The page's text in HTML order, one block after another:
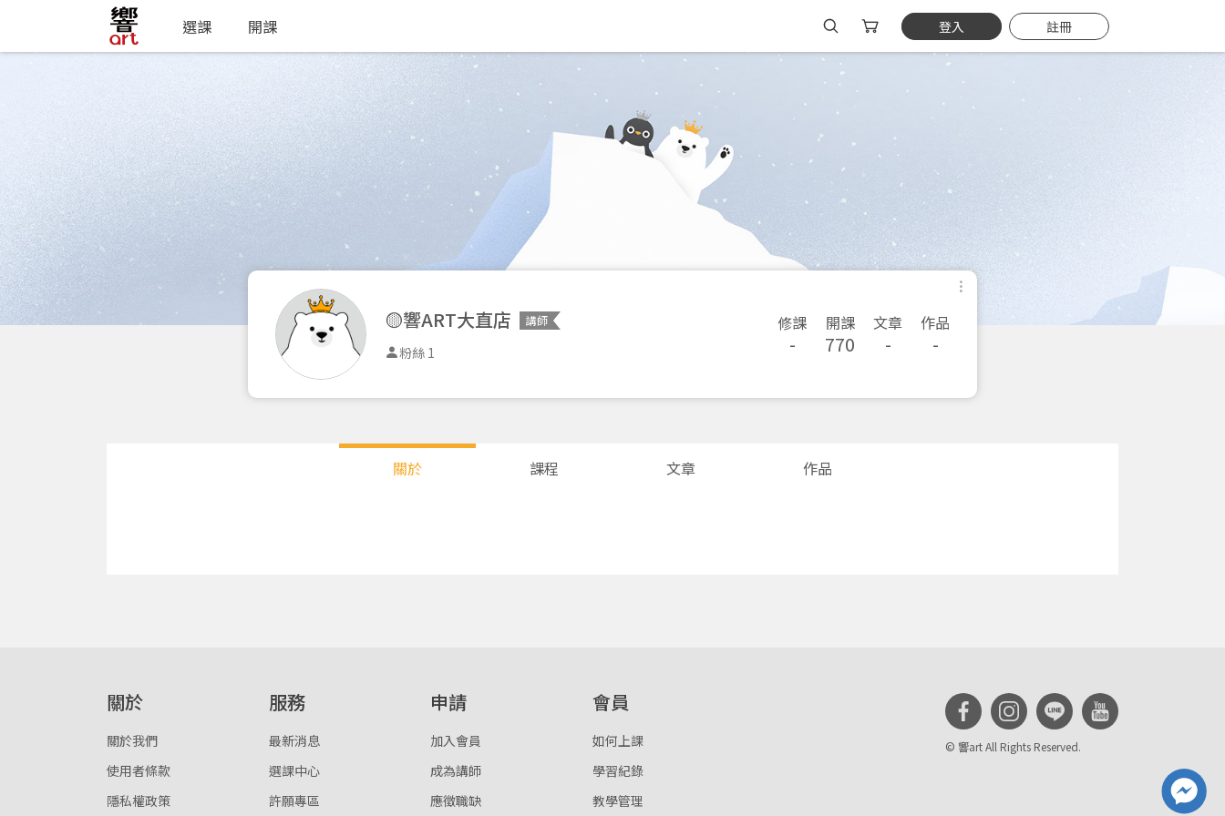
選課 開課 登入 註冊
🟡響ART大直店 講師
粉絲 1
修課
-
開課
770
文章
-
作品
-
關於 課程 文章 作品
關於
關於我們
使用者條款
隱私權政策
服務
最新消息
選課中心
許願專區
申請
加入會員
成為講師
應徵職缺
會員
如何上課
學習紀錄
教學管理
© 響art All Rights Reserved.